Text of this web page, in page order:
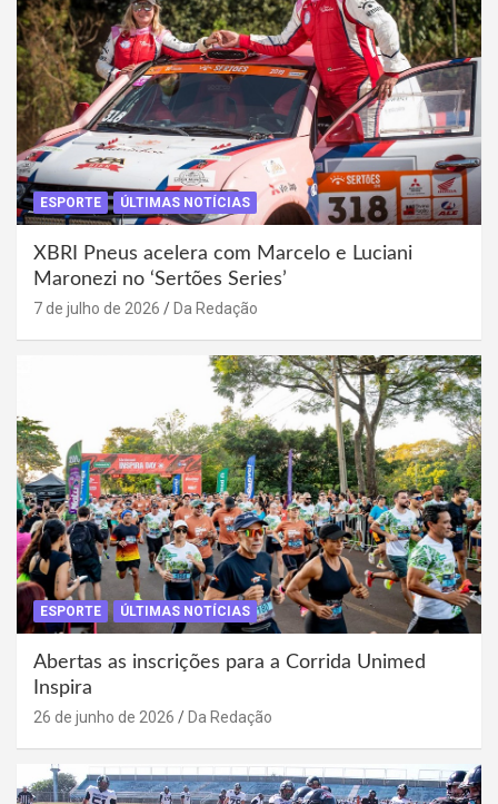
ESPORTE ÚLTIMAS NOTÍCIAS
XBRI Pneus acelera com Marcelo e Luciani
Maronezi no ‘Sertões Series’
7 de julho de 2026 Da Redação
ESPORTE ÚLTIMAS NOTÍCIAS
Abertas as inscrições para a Corrida Unimed
Inspira
26 de junho de 2026 Da Redação